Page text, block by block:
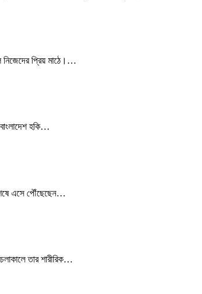
নিজেদের প্রিয় মাঠে।…
হকি…
এসে পৌঁছেছেন…
তার শারীরিক…